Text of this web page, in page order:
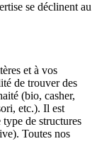
se déclinent au
et à vos
de trouver des
(bio, casher,
etc.). Il est
de structures
Toutes nos